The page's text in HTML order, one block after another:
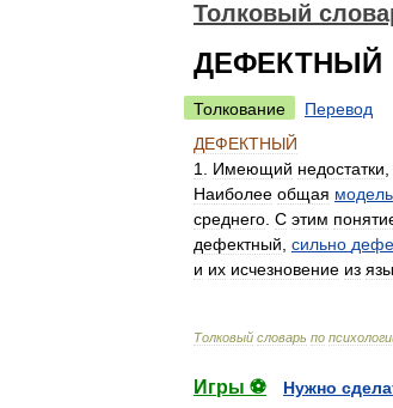
Толковый
ДЕФЕКТНЫЙ
Толкование
Перевод
ДЕФЕКТНЫЙ
1
Имеющий недостатки
Наиболее общая модель
среднего С этим
дефектный сильно
и их исчезновение из
Толковый словарь по
Игры ⚽
Нужно